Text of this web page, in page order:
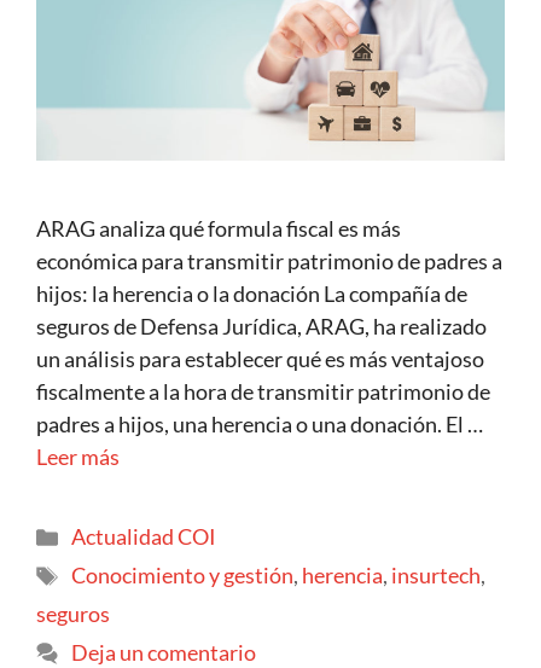
ARAG analiza qué formula fiscal es más
económica para transmitir patrimonio de padres a
hijos: la herencia o la donación La compañía de
seguros de Defensa Jurídica, ARAG, ha realizado
un análisis para establecer qué es más ventajoso
fiscalmente a la hora de transmitir patrimonio de
padres a hijos, una herencia o una donación. El …
Leer más
Actualidad COI
Conocimiento y gestión, herencia, insurtech,
seguros
Deja un comentario